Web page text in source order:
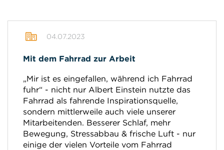
04.07.2023
Mit dem Fahrrad zur Arbeit
„Mir ist es eingefallen, während ich Fahrrad
fuhr“ - nicht nur Albert Einstein nutzte das
Fahrrad als fahrende Inspirationsquelle,
sondern mittlerweile auch viele unserer
Mitarbeitenden. Besserer Schlaf, mehr
Bewegung, Stressabbau & frische Luft - nur
einige der vielen Vorteile vom Fahrrad